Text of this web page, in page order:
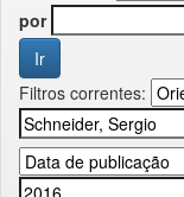
por
Filtros correntes: